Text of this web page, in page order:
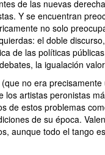
de las nuevas
Y se encuentran
no solo
el doble
de las políticas
la igualación
no era
los artistas peronistas
de estos problemas
de su época.
aunque todo el tango